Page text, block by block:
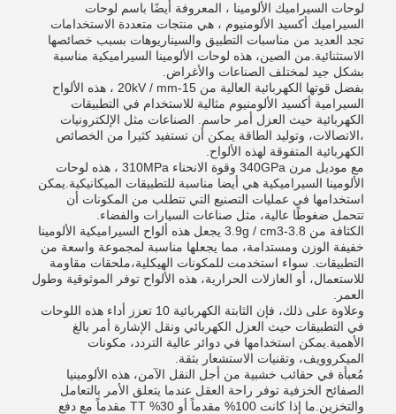
لوحات السيراميك الألومينا ، المعروفة أيضًا باسم لوحات
السيراميك أكسيد الألومنيوم ، هي منتجات متعددة الاستخدامات
تجد العديد من مناسبات التطبيق والسيناريوهات بسبب خصائصها
الاستثنائية.من الصين، هذه لوحات الألومينا السيراميكية مناسبة
بشكل جيد لمختلف الصناعات والأغراض.
بفضل قوتها الكهربائية العالية من 15-20kV / mm ، هذه الألواح
السيرامية أكسيد الألومنيوم مثالية للاستخدام في التطبيقات
الكهربائية حيث العزل أمر حاسم. الصناعات مثل الإلكترونيات
،الاتصالات، وتوليد الطاقة يمكن أن تستفيد كثيرا من الخصائص
الكهربائية المتفوقة لهذه الألواح.
مع موديل مرن 340GPa وقوة الانحناء 310MPa ، هذه لوحات
الألومينا السيراميكية هي أيضا مناسبة للتطبيقات الميكانيكية.يمكن
استخدامها في عمليات التصنيع التي تتطلب من المكونات أن
تتحمل ضغوطًا عالية، مثل صناعات السيارات والفضاء.
الكثافة من 3.8-3.9g / cm3 يجعل هذه ألواح السيراميكية الألومينا
خفيفة الوزن ومستدامة، مما يجعلها مناسبة لمجموعة واسعة من
التطبيقات. سواء استخدمت للمكونات الهيكلية،ملحقات مقاومة
للاستعمال، أو العازلات الحرارية، هذه الألواح توفر الموثوقية وطول
العمر.
وعلاوة على ذلك، فإن الثابتة الكهربائية 10 تعزز أداء هذه اللوحات
في التطبيقات حيث العزل الكهربائي ونقل الإشارة أمر بالغ
الأهمية.يمكن استخدامها في دوائر عالية التردد، مكونات
الميكروويف، وتقنيات الاستشعار بثقة.
مُعبأة في حقائب خشبية من أجل النقل الآمن، هذه الألومينيا
الصفائح الخزفية توفر راحة العقل عندما يتعلق الأمر بالتعامل
والتخزين.ما إذا كانت 100% مقدماً أو 30% TT مقدماً مع دفع